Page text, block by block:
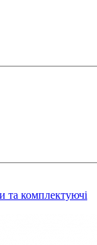
та комплектуючі